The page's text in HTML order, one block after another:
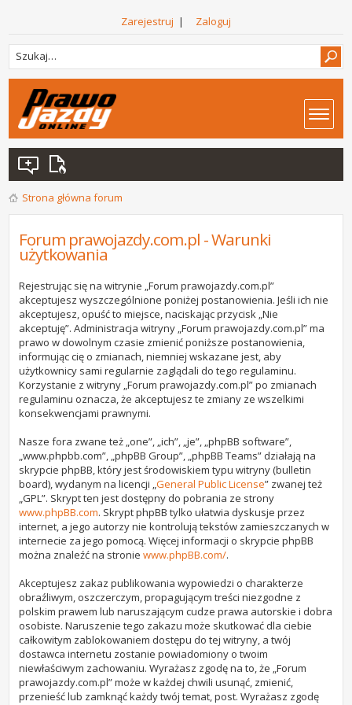
Zarejestruj | Zaloguj
Strona główna forum
Forum prawojazdy.com.pl - Warunki
użytkowania
Rejestrując się na witrynie „Forum prawojazdy.com.pl”
akceptujesz wyszczególnione poniżej postanowienia. Jeśli ich nie
akceptujesz, opuść to miejsce, naciskając przycisk „Nie
akceptuję”. Administracja witryny „Forum prawojazdy.com.pl” ma
prawo w dowolnym czasie zmienić poniższe postanowienia,
informując cię o zmianach, niemniej wskazane jest, aby
użytkownicy sami regularnie zaglądali do tego regulaminu.
Korzystanie z witryny „Forum prawojazdy.com.pl” po zmianach
regulaminu oznacza, że akceptujesz te zmiany ze wszelkimi
konsekwencjami prawnymi.
Nasze fora zwane też „one”, „ich”, „je”, „phpBB software”,
„www.phpbb.com”, „phpBB Group”, „phpBB Teams” działają na
skrypcie phpBB, który jest środowiskiem typu witryny (bulletin
board), wydanym na licencji „General Public License” zwanej też
„GPL”. Skrypt ten jest dostępny do pobrania ze strony
www.phpBB.com. Skrypt phpBB tylko ułatwia dyskusje przez
internet, a jego autorzy nie kontrolują tekstów zamieszczanych w
internecie za jego pomocą. Więcej informacji o skrypcie phpBB
można znaleźć na stroniewww.phpBB.com/.
Akceptujesz zakaz publikowania wypowiedzi o charakterze
obraźliwym, oszczerczym, propagującym treści niezgodne z
polskim prawem lub naruszającym cudze prawa autorskie i dobra
osobiste. Naruszenie tego zakazu może skutkować dla ciebie
całkowitym zablokowaniem dostępu do tej witryny, a twój
dostawca internetu zostanie powiadomiony o twoim
niewłaściwym zachowaniu. Wyrażasz zgodę na to, że „Forum
prawojazdy.com.pl” może w każdej chwili usunąć, zmienić,
przenieść lub zamknąć każdy twój temat, post. Wyrażasz zgodę